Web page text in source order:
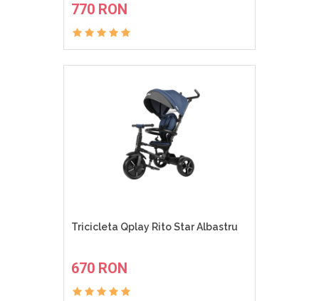
770 RON
Tricicleta Qplay Rito Star Albastru
670 RON